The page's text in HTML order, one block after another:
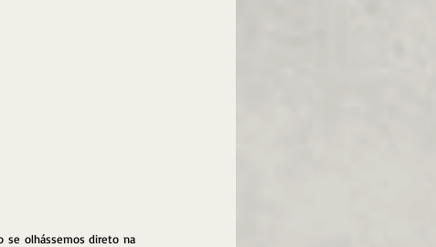
se olhássemos direto na